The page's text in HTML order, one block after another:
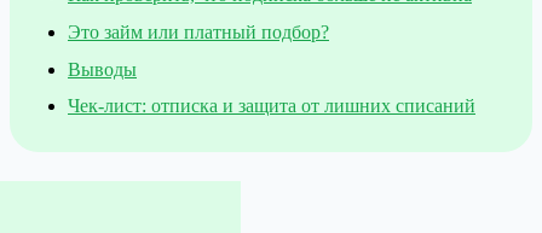
Это займ или платный подбор?
Выводы
Чек-лист: отписка и защита от лишних списаний